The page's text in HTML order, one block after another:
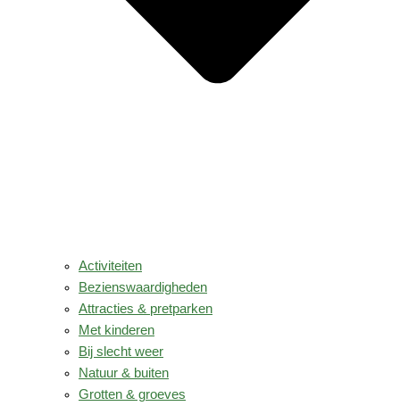
Activiteiten
Bezienswaardigheden
Attracties & pretparken
Met kinderen
Bij slecht weer
Natuur & buiten
Grotten & groeves